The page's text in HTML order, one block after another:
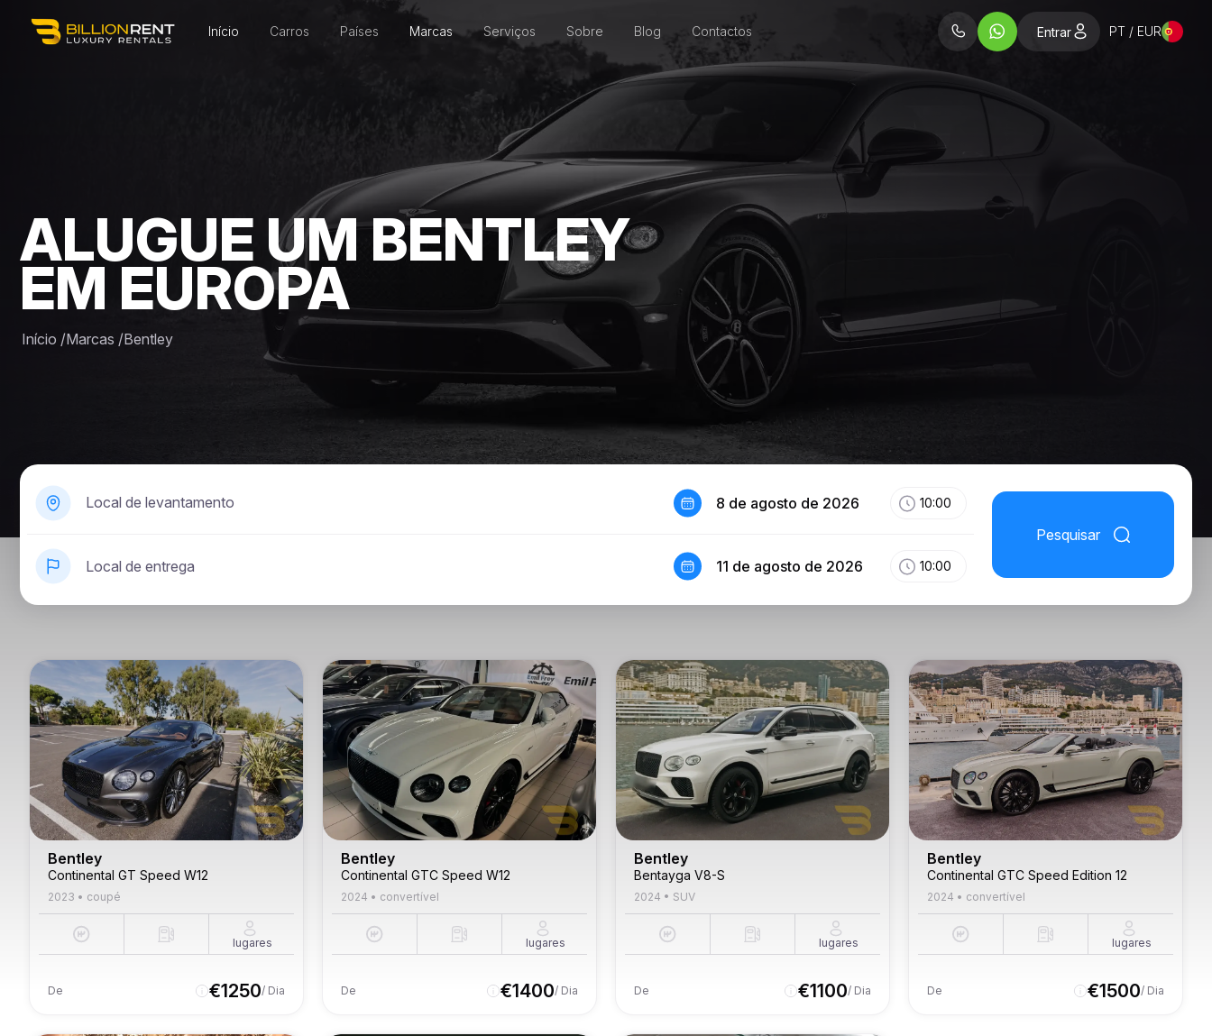
Início Carros Países Marcas Serviços Sobre Blog Contactos Entrar PT / EUR
ALUGUE UM BENTLEY
EM EUROPA
Início /Marcas /Bentley
Local de levantamento
Local de entrega
8 de agosto de 2026 10:00
11 de agosto de 2026 10:00
Pesquisar
Bentley
Continental GT Speed W12
2023 • coupé
lugares
De €1250/ Dia
Bentley
Continental GTC Speed W12
2024 • convertível
lugares
De €1400/ Dia
Bentley
Bentayga V8-S
2024 • SUV
lugares
De €1100/ Dia
Bentley
Continental GTC Speed Edition 12
2024 • convertível
lugares
De €1500/ Dia